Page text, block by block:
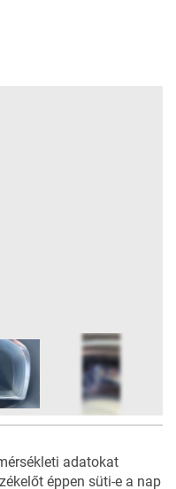
adatokat
éppen süti-e a nap